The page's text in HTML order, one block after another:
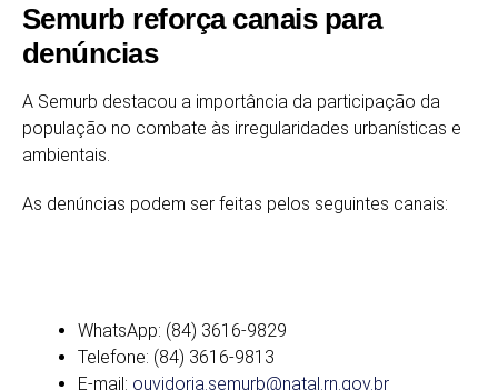
Semurb reforça canais para
denúncias
A Semurb destacou a importância da participação da
população no combate às irregularidades urbanísticas e
ambientais.
As denúncias podem ser feitas pelos seguintes canais:
WhatsApp: (84) 3616-9829
Telefone: (84) 3616-9813
E-mail: ouvidoria.semurb@natal.rn.gov.br